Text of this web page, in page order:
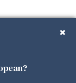
Declarație de